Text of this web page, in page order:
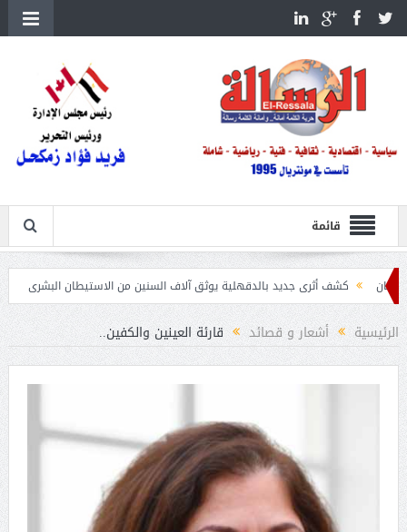
قائمة
أثرى جديد بالدقهلية يوثق آلاف السنين من الاستيطان البشرى اتحاد الكرة يطلب
الرئيسية أشعار و قصائد قارئة العينين والكفين..